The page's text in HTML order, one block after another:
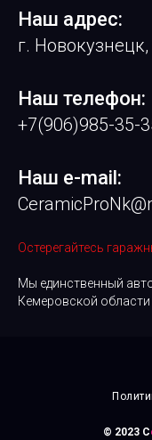
Наш адрес:
г.
Наш телефон:
+7(906)985-35-
Наш e-mail:
Остерегайтесь
Мы единственный
Кемеровской области
© 2023 C